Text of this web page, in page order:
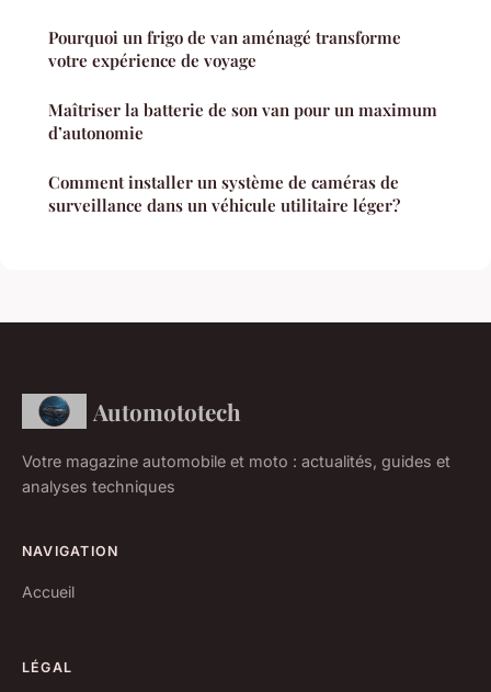
Pourquoi un frigo de van aménagé transforme
votre expérience de voyage
Maîtriser la batterie de son van pour un maximum
d’autonomie
Comment installer un système de caméras de
surveillance dans un véhicule utilitaire léger?
Automototech
Votre magazine automobile et moto : actualités, guides et
analyses techniques
NAVIGATION
Accueil
LÉGAL